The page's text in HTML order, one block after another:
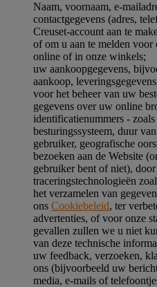
Naam, voornaam, e-
contactgegevens (adres,
Creuset-account aan te
of om u aan te melden
online of in onze winkels;
uw aankoopgegevens,
aankoop,
voor het beheer van uw
gegevens over uw online
identificatienummers -
besturingssysteem, duur
gebruiker, geografische
bezoeken aan de Website
gebruiker bent of niet),
traceringstechnologieën
het verzamelen van
ons Cookiebeleid, ter
advertenties, of voor onze
gevallen zullen we u niet
van deze technische
uw feedback, verzoeken,
ons (bijvoorbeeld uw
media, e-mails of